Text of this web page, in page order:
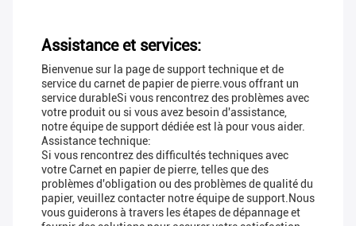
Assistance et services:
Bienvenue sur la page de support technique et de
service du carnet de papier de pierre.vous offrant un
service durableSi vous rencontrez des problèmes avec
votre produit ou si vous avez besoin d'assistance,
notre équipe de support dédiée est là pour vous aider.
Assistance technique:
Si vous rencontrez des difficultés techniques avec
votre Carnet en papier de pierre, telles que des
problèmes d'obligation ou des problèmes de qualité du
papier, veuillez contacter notre équipe de support.Nous
vous guiderons à travers les étapes de dépannage et